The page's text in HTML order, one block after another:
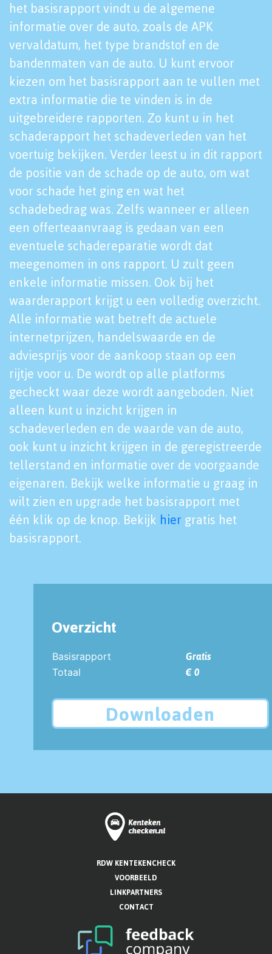
het basisrapport vindt u de algemene
informatie over de auto, zoals de APK
vervaldatum, het type brandstof en de
bandenmaten van de auto. U kunt ervoor
kiezen om het basisrapport aan te vullen met
extra informatie die te vinden is in de
uitgebreidere rapporten. Zo kunt u in het
schaderapport het schadeverleden van het
voertuig bekijken. Verder leest u in dit rapport
de positie van de schade op de auto, om wat
voor schade het ging en wat het
schadebedrag was. Zelfs wanneer er alleen
een offerteaanvraag is gedaan van een
eventuele schadereparatie wordt dat
meegenomen in ons rapport. U zult geen
enkele informatie missen. Ook bij het
waarderapport krijgt u een volledig overzicht.
Alle informatie wat betreft de actuele
internetprijzen, handelswaarde en de
adviesprijs voor de aankoop staan op een
rijtje voor u. De wordt op alle platforms
gecheckt waar deze wordt aangeboden. Niet
alleen kunt u inzicht krijgen in
schadeverleden en de waarde van de auto,
ook kunt u inzicht krijgen in de geregistreerde
tellerstand en informatie over de voorgaande
eigenaren. Bekijk welke informatie u graag in
wilt zien en upgrade het basisrapport met
één klik op de knop. Bekijk hier gratis het
basisrapport.
Overzicht
Basisrapport
Gratis
Totaal
€ 0
Downloaden
RDW KENTEKENCHECK
VOORBEELD
LINKPARTNERS
CONTACT